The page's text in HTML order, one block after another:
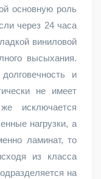
основную роль
через 24 часа
виниловой
высыхания.
и
не имеет
исключается
нагрузки, а
ламинат, то
из класса
на